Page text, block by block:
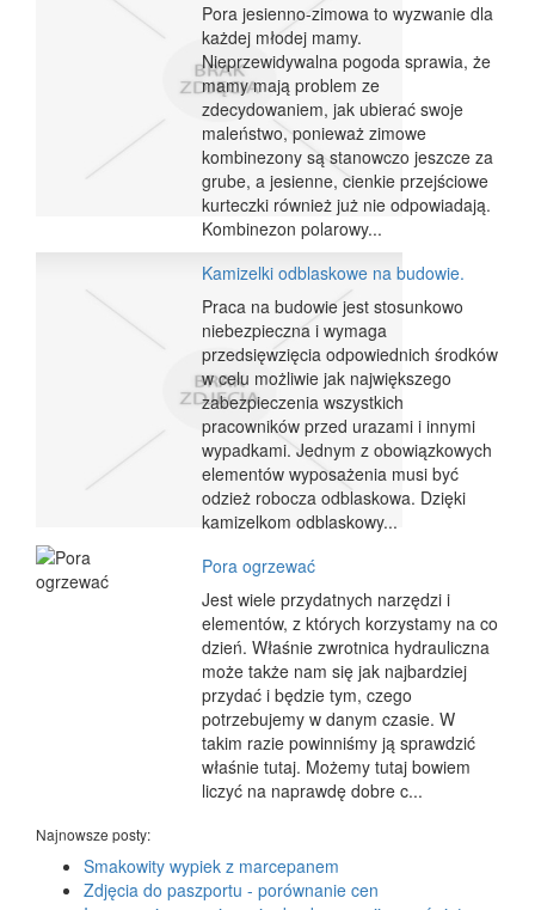
Pora jesienno-zimowa to wyzwanie dla
każdej młodej mamy.
Nieprzewidywalna pogoda sprawia, że
mamy mają problem ze
zdecydowaniem, jak ubierać swoje
maleństwo, ponieważ zimowe
kombinezony są stanowczo jeszcze za
grube, a jesienne, cienkie przejściowe
kurteczki również już nie odpowiadają.
Kombinezon polarowy...
Kamizelki odblaskowe na budowie.
Praca na budowie jest stosunkowo
niebezpieczna i wymaga
przedsięwzięcia odpowiednich środków
w celu możliwie jak największego
zabezpieczenia wszystkich
pracowników przed urazami i innymi
wypadkami. Jednym z obowiązkowych
elementów wyposażenia musi być
odzież robocza odblaskowa. Dzięki
kamizelkom odblaskowy...
Pora ogrzewać
Jest wiele przydatnych narzędzi i
elementów, z których korzystamy na co
dzień. Właśnie zwrotnica hydrauliczna
może także nam się jak najbardziej
przydać i będzie tym, czego
potrzebujemy w danym czasie. W
takim razie powinniśmy ją sprawdzić
właśnie tutaj. Możemy tutaj bowiem
liczyć na naprawdę dobre c...
Najnowsze posty:
Smakowity wypiek z marcepanem
Zdjęcia do paszportu - porównanie cen